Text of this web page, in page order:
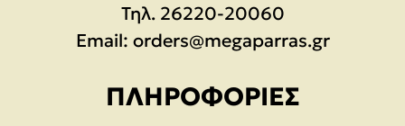
Τηλ. 26220-20060
Email: orders@megaparras.gr
ΠΛΗΡΟΦΟΡΊΕΣ